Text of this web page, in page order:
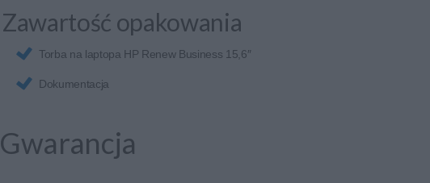
Zawartość opakowania
Torba na laptopa HP Renew Business 15,6″
Dokumentacja
Gwarancja